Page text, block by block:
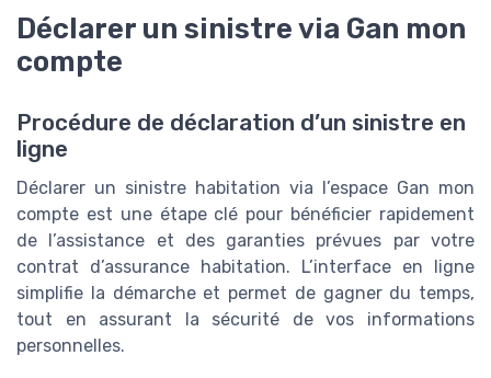
Déclarer un sinistre via Gan mon
compte
Procédure de déclaration d’un sinistre en
ligne
Déclarer un sinistre habitation via l’espace Gan mon
compte est une étape clé pour bénéficier rapidement
de l’assistance et des garanties prévues par votre
contrat d’assurance habitation. L’interface en ligne
simplifie la démarche et permet de gagner du temps,
tout en assurant la sécurité de vos informations
personnelles.